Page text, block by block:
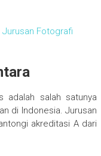
Jurusan Fotografi
adalah salah satunya
di Indonesia. Jurusan
akreditasi A dari